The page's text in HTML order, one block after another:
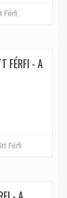
Férfi
FÉRFI - A
Férfi